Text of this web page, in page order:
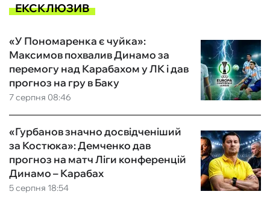
ЕКСКЛЮЗИВ
7 серпня 08:46
«У Пономаренка є чуйка»:
Максимов похвалив Динамо за
перемогу над Карабахом у ЛК і дав
прогноз на гру в Баку
5 серпня 18:54
«Гурбанов значно досвідченіший
за Костюка»: Демченко дав
прогноз на матч Ліги конференцій
Динамо – Карабах